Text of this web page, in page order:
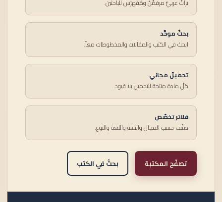
تراثٌ عربيٌّ مرقمَّنٌ ومُفهرَس للباحثين.
بحثٌ موحَّد
ابحث في الكتب والمقالات والمخطوطات معاً.
تحميلٌ مجاني
كلّ مادة متاحة للتحميل بلا قيود.
فلاتر تخصّص
صنّف حسب المجال والسنة واللغة والنوع.
تصفّح المكتبة بحثٌ في الكتب